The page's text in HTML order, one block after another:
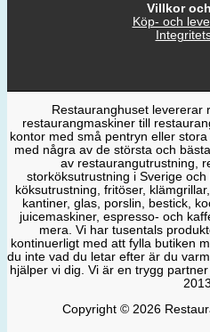
Villkor
Köp- och
Restauranghuset levererar
restaurangmaskiner till
kontor med små pentryn eller
med några av de största och
av restaurangutrustning,
storköksutrustning i Sverige
köksutrustning, fritöser,
kantiner, glas, porslin, bestick,
juicemaskiner, espresso- och
mera. Vi har tusentals
kontinuerligt med att fylla butiken
du inte vad du letar efter är du
hjälper vi dig. Vi är en trygg
Copyright © 2026